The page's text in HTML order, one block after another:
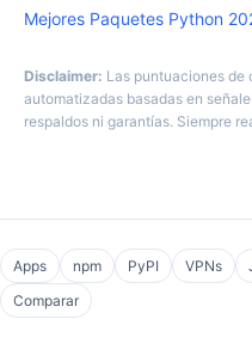
Mejores Paquetes Python
Disclaimer: Las puntuaciones de
automatizadas basadas en
respaldos ni garantías. Siempre
Apps npm PyPI VPNs
Comparar